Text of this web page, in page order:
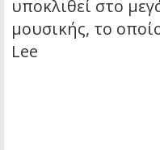
υποκλιθεί στο
μουσικής, το
Lee